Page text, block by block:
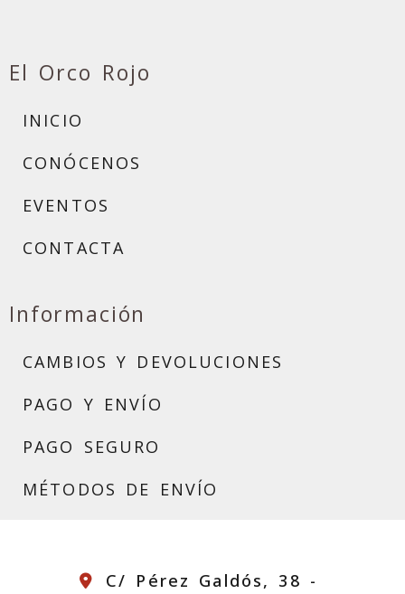
El Orco Rojo
INICIO
CONÓCENOS
EVENTOS
CONTACTA
Información
CAMBIOS Y DEVOLUCIONES
PAGO Y ENVÍO
PAGO SEGURO
MÉTODOS DE ENVÍO
C/ Pérez Galdós, 38 -